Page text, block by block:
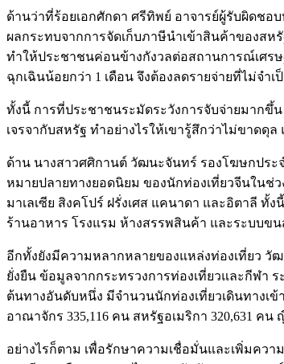
ด้านว่าที่ร้อยเอกศักดา ศรีทิพย์ อาจารย์ผู้รับผิดช
ผลกระทบจากการจัดเก็บภาษีนำเข้าสินค้าของสห
ทำให้ประชาชนค่อนข้างกังวลต่อสถานการณ์เศร
ฉุกเฉินน้อยกว่า 1 เดือน จึงต้องลดรายจ่ายที่ไม่จำ
ทั้งนี้ การที่ประชาชนระมัดระวังการจับจ่ายมากขึ้น
เจรจากับสหรัฐ ทำอย่างไรให้เขารู้สึกว่าไม่ขาด
ด้าน นางสาวศศิกานต์ วัฒนะจันทร์ รองโฆษกประจ
หมายปลายทางยอดนิยม ของนักท่องเที่ยวจีนในช่ว
มาเลเซีย สิงคโปร์ ฝรั่งเศส แคนาดา และอิตาลี ทั้
ร้านอาหาร โรงแรม ห้างสรรพสินค้า และระบบขน
อีกทั้งยังมีความหลากหลายของแหล่งท่องเที่ยว วั
ยั่งยืน ข้อมูลจากกระทรวงการท่องเที่ยวและกีฬา ร
ต้นทางอันดับหนึ่ง มีจำนวนนักท่องเที่ยวเดินทางเข้า
อาณาจักร 335,116 คน สหรัฐอเมริกา 320,631 คน
อย่างไรก็ตาม เพื่อรักษาความเชื่อมั่นและเพิ่มควา